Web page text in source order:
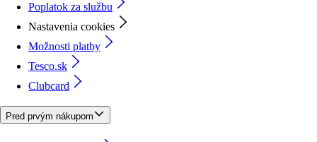
Poplatok za službu
Nastavenia cookies
Možnosti platby
Tesco.sk
Clubcard
Pred prvým nákupom